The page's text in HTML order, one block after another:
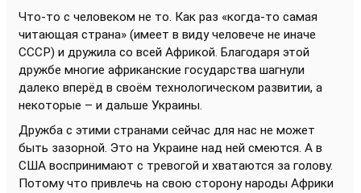
Что-то с человеком не то. Как раз «когда-то самая
читающая страна» (имеет в виду человече не иначе
СССР) и дружила со всей Африкой. Благодаря этой
дружбе многие африканские государства шагнули
далеко вперёд в своём технологическом развитии, а
некоторые – и дальше Украины.
Дружба с этими странами сейчас для нас не может
быть зазорной. Это на Украине над ней смеются. А в
США воспринимают с тревогой и хватаются за голову.
Потому что привлечь на свою сторону народы Африки